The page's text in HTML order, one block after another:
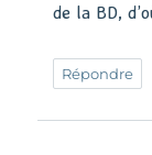
de la BD,
Répondre